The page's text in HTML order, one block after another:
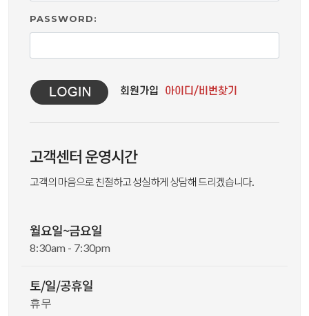
PASSWORD:
고객센터 운영시간
고객의 마음으로 친절하고 성실하게 상담해 드리겠습니다.
월요일~금요일
8:30am - 7:30pm
토/일/공휴일
휴무